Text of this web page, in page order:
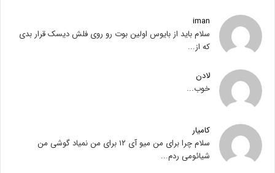
iman
سلام باید از بایوس اولین بوت رو روی فلش دیسک قرار بدی
که از...
لادن
خوب...
کامیار
سلام چرا برای من میو آی ۱۲ برای من نمیاد گوشی من
شیائومی ردم...